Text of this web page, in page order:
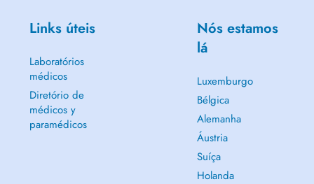
Links úteis
Laboratórios
médicos
Diretório de
médicos y
paramédicos
Nós estamos
lá
Luxemburgo
Bélgica
Alemanha
Áustria
Suíça
Holanda